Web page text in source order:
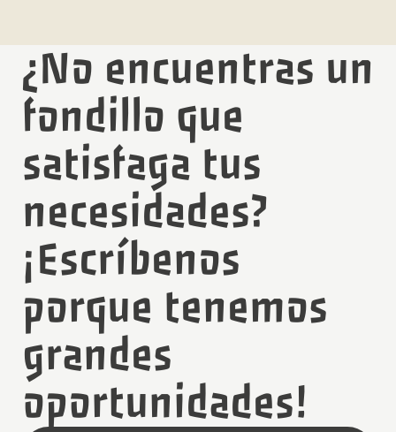
¿No encuentras un
fondillo que
satisfaga tus
necesidades?
¡Escríbenos
porque tenemos
grandes
oportunidades!